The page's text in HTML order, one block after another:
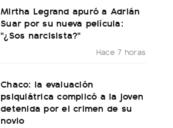
Mirtha Legrand apuró a Adrián
Suar por su nueva película:
"¿Sos narcisista?"
Hace 7 horas
Chaco: la evaluación
psiquiátrica complicó a la joven
detenida por el crimen de su
novio